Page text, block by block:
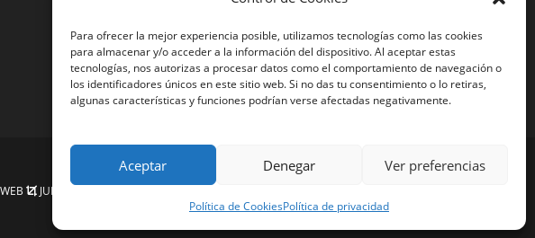
Para ofrecer la mejor experiencia posible, utilizamos tecnologías como las cookies
para almacenar y/o acceder a la información del dispositivo. Al aceptar estas
tecnologías, nos autorizas a procesar datos como el comportamiento de navegación o
los identificadores únicos en este sitio web. Si no das tu consentimiento o lo retiras,
algunas características y funciones podrían verse afectadas negativamente.
Aceptar Denegar Ver preferencias
Política de CookiesPolítica de privacidad
Viajes en moto India
Viajes en moto Nicaragua
Viajes en moto América
JUEVER